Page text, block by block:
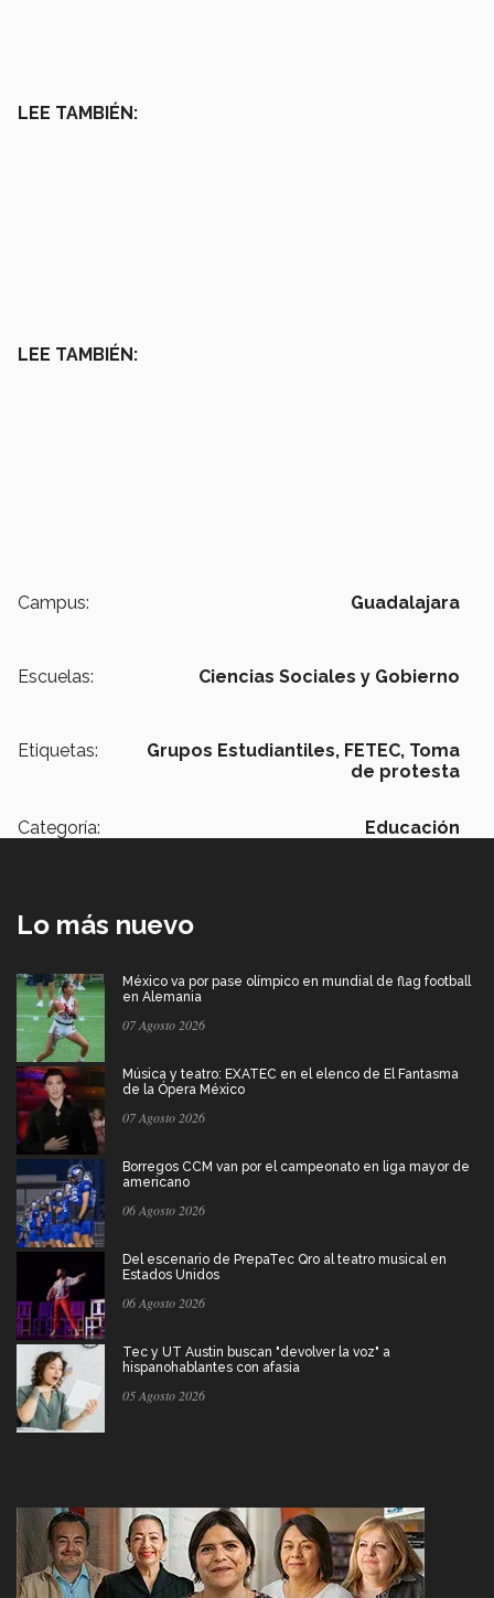
LEE TAMBIÉN:
LEE TAMBIÉN:
Campus: Guadalajara
Escuelas: Ciencias Sociales y Gobierno
Etiquetas: Grupos Estudiantiles, FETEC, Toma
de protesta
Categoría: Educación
Lo más nuevo
México va por pase olímpico en mundial de flag football
en Alemania
07 Agosto 2026
Música y teatro: EXATEC en el elenco de El Fantasma
de la Ópera México
07 Agosto 2026
Borregos CCM van por el campeonato en liga mayor de
americano
06 Agosto 2026
Del escenario de PrepaTec Qro al teatro musical en
Estados Unidos
06 Agosto 2026
Tec y UT Austin buscan "devolver la voz" a
hispanohablantes con afasia
05 Agosto 2026